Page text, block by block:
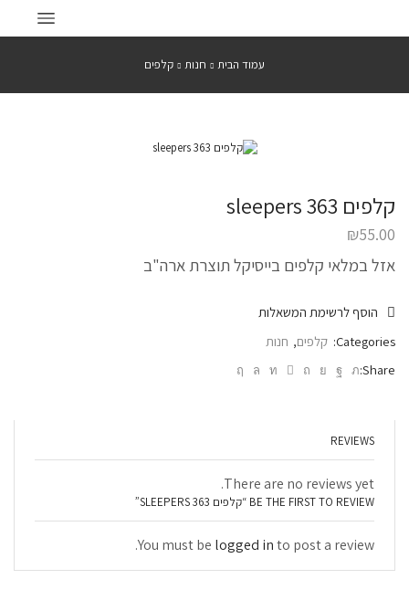
עמוד הבית חנות קלפים
קלפים 363 sleepers
₪55.00
אזל במלאי קלפים בייסיקל תוצרת ארה"ב
הוסף לרשימת המשאלות
Categories: קלפים, חנות
Share:
REVIEWS
There are no reviews yet.
BE THE FIRST TO REVIEW “קלפים 363 SLEEPERS”
You must be logged into post a review.